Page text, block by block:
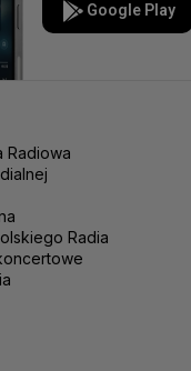
Google Play
Radiowa
Radia